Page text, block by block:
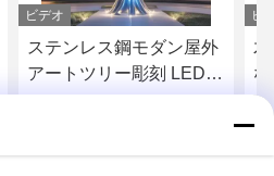
照
ピ
ビデオ
木をイメージした彫刻的
なシェードキャノピー 不
動産・ホスピタリティ向